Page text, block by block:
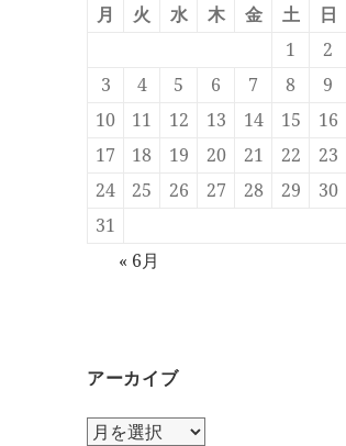
月 火 水 木 金 土
日
1
2
3
4 5 6 7 8
9
10
11 12 13 14 15
16
17
18 19 20 21 22
23
24
25 26 27 28 29
30
31
« 6月
アーカイブ
ア